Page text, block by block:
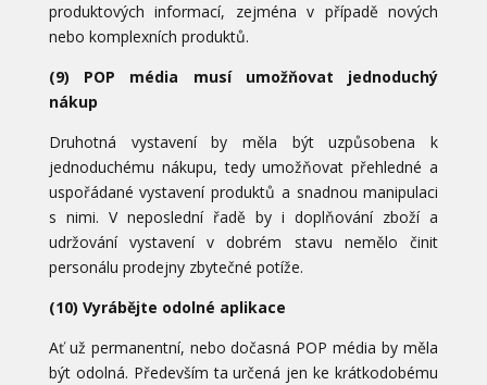
produktových informací, zejména v případě nových
nebo komplexních produktů.
(9) POP média musí umožňovat jednoduchý
nákup
Druhotná vystavení by měla být uzpůsobena k
jednoduchému nákupu, tedy umožňovat přehledné a
uspořádané vystavení produktů a snadnou manipulaci
s nimi. V neposlední řadě by i doplňování zboží a
udržování vystavení v dobrém stavu nemělo činit
personálu prodejny zbytečné potíže.
(10) Vyrábějte odolné aplikace
Ať už permanentní, nebo dočasná POP média by měla
být odolná. Především ta určená jen ke krátkodobému